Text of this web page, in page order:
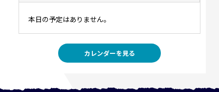
本日の予定はありません。
カレンダーを見る